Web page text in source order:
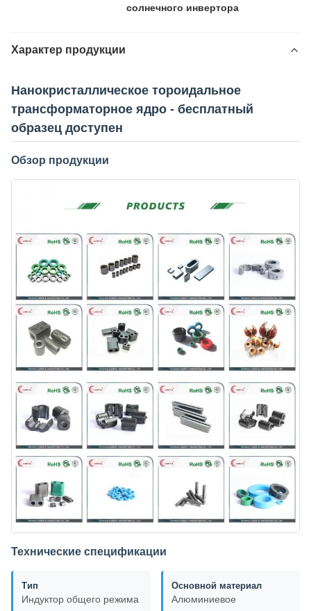
солнечного инвертора
Характер продукции
Нанокристаллическое тороидальное
трансформаторное ядро - бесплатный
образец доступен
Обзор продукции
Технические спецификации
Тип
Индуктор общего режима
Основной материал
Алюминиевое